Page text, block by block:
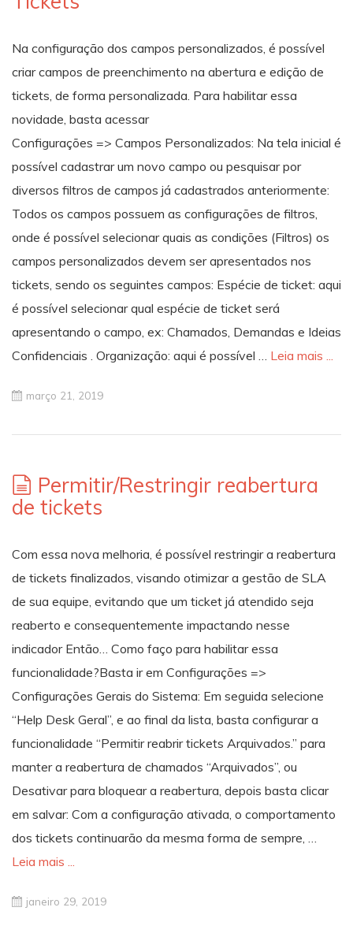
Na configuração dos campos personalizados, é possível
criar campos de preenchimento na abertura e edição de
tickets, de forma personalizada. Para habilitar essa
novidade, basta acessar
Configurações => Campos Personalizados: Na tela inicial é
possível cadastrar um novo campo ou pesquisar por
diversos filtros de campos já cadastrados anteriormente:
Todos os campos possuem as configurações de filtros,
onde é possível selecionar quais as condições (Filtros) os
campos personalizados devem ser apresentados nos
tickets, sendo os seguintes campos: Espécie de ticket: aqui
é possível selecionar qual espécie de ticket será
apresentando o campo, ex: Chamados, Demandas e Ideias
Confidenciais . Organização: aqui é possível … Leia mais ...
março 21, 2019
Permitir/Restringir reabertura
de tickets
Com essa nova melhoria, é possível restringir a reabertura
de tickets finalizados, visando otimizar a gestão de SLA
de sua equipe, evitando que um ticket já atendido seja
reaberto e consequentemente impactando nesse
indicador Então… Como faço para habilitar essa
funcionalidade?Basta ir em Configurações =>
Configurações Gerais do Sistema: Em seguida selecione
“Help Desk Geral”, e ao final da lista, basta configurar a
funcionalidade “Permitir reabrir tickets Arquivados.” para
manter a reabertura de chamados “Arquivados”, ou
Desativar para bloquear a reabertura, depois basta clicar
em salvar: Com a configuração ativada, o comportamento
dos tickets continuarão da mesma forma de sempre, …
Leia mais ...
janeiro 29, 2019